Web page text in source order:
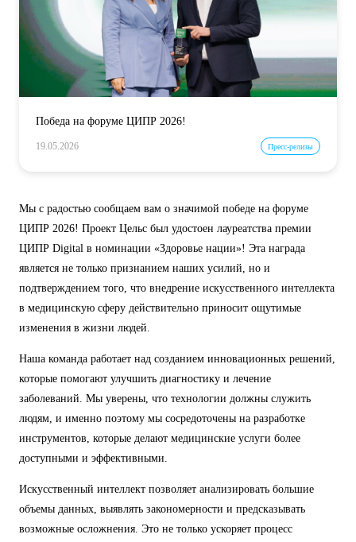
Победа на форуме ЦИПР 2026!
19.05.2026 Пресс-релизы
Мы с радостью сообщаем вам о значимой победе на форуме
ЦИПР 2026! Проект Цельс был удостоен лауреатства премии
ЦИПР Digital в номинации «Здоровье нации»! Эта награда
является не только признанием наших усилий, но и
подтверждением того, что внедрение искусственного интеллекта
в медицинскую сферу действительно приносит ощутимые
изменения в жизни людей.
Наша команда работает над созданием инновационных решений,
которые помогают улучшить диагностику и лечение
заболеваний. Мы уверены, что технологии должны служить
людям, и именно поэтому мы сосредоточены на разработке
инструментов, которые делают медицинские услуги более
доступными и эффективными.
Искусственный интеллект позволяет анализировать большие
объемы данных, выявлять закономерности и предсказывать
возможные осложнения. Это не только ускоряет процесс